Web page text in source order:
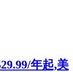
年起,美